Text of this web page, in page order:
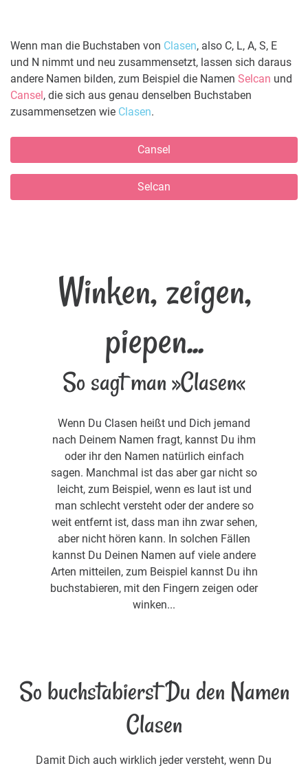
Wenn man die Buchstaben von Clasen, also C, L, A, S, E
und N nimmt und neu zusammensetzt, lassen sich daraus
andere Namen bilden, zum Beispiel die Namen Selcan und
Cansel, die sich aus genau denselben Buchstaben
zusammensetzen wie Clasen.
Cansel
Selcan
Winken, zeigen,
piepen...
So sagt man »Clasen«
Wenn Du Clasen heißt und Dich jemand
nach Deinem Namen fragt, kannst Du ihm
oder ihr den Namen natürlich einfach
sagen. Manchmal ist das aber gar nicht so
leicht, zum Beispiel, wenn es laut ist und
man schlecht versteht oder der andere so
weit entfernt ist, dass man ihn zwar sehen,
aber nicht hören kann. In solchen Fällen
kannst Du Deinen Namen auf viele andere
Arten mitteilen, zum Beispiel kannst Du ihn
buchstabieren, mit den Fingern zeigen oder
winken...
So buchstabierst Du den Namen
Clasen
Damit Dich auch wirklich jeder versteht, wenn Du